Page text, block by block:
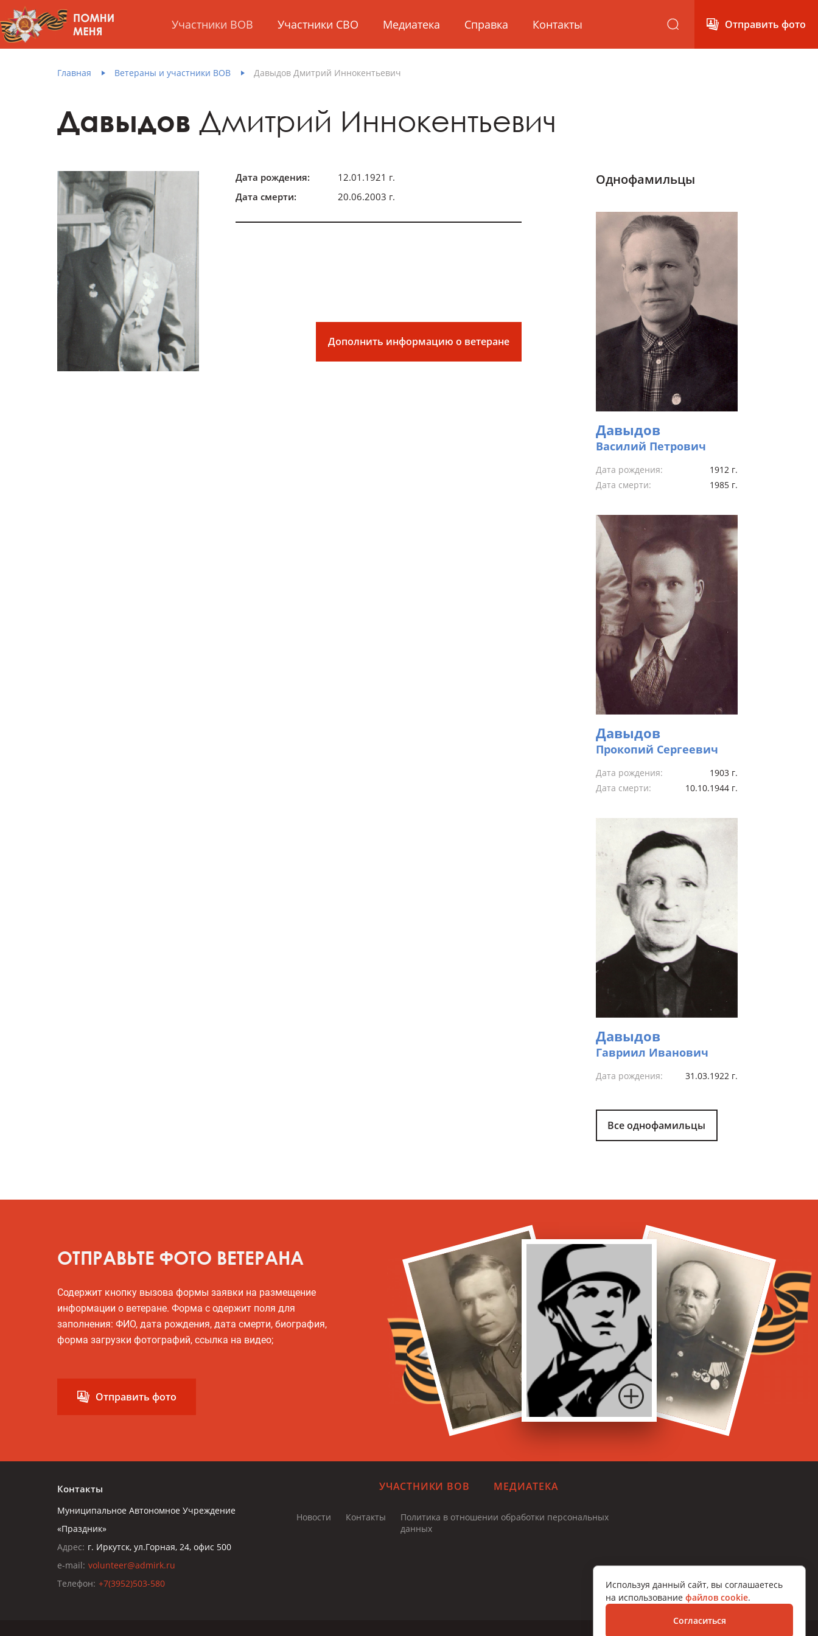
Участники ВОВ Участники СВО Медиатека Справка Контакты Отправить фото
Главная Ветераны и участники ВОВ Давыдов Дмитрий Иннокентьевич
Давыдов Дмитрий Иннокентьевич
Дата рождения:
12.01.1921 г.
Дата смерти:
20.06.2003 г.
Дополнить информацию о ветеране
Однофамильцы
Давыдов
Василий Петрович
Дата рождения:
1912 г.
Дата смерти:
1985 г.
Давыдов
Прокопий Сергеевич
Дата рождения:
1903 г.
Дата смерти:
10.10.1944 г.
Давыдов
Гавриил Иванович
Дата рождения: 31.03.1922 г.
Все однофамильцы
ОТПРАВЬТЕ ФОТО ВЕТЕРАНА
Содержит кнопку вызова формы заявки на размещение
информации о ветеране. Форма с одержит поля для
заполнения: ФИО, дата рождения, дата смерти, биография,
форма загрузки фотографий, ссылка на видео;
Отправить фото
Контакты
Муниципальное Автономное Учреждение
«Праздник»
Адрес: г. Иркутск, ул.Горная, 24, офис 500
e-mail: volunteer@admirk.ru
Телефон: +7(3952)503-580
УЧАСТНИКИ ВОВ МЕДИАТЕКА
Новости Контакты
Политика в отношении обработки персональных
данных
Используя данный сайт, вы соглашаетесь
на использование файлов cookie.
Согласиться